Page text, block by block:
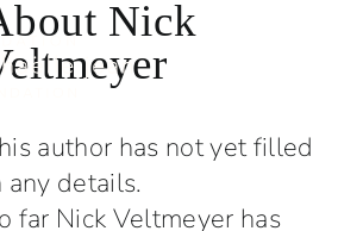
Nick
author has not yet filled
any details.
far Nick Veltmeyer has